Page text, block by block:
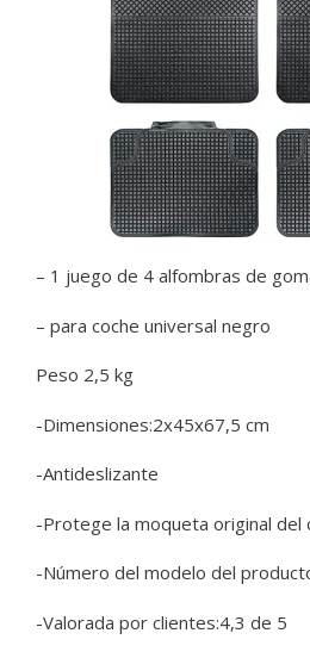
– 1 juego de 4 alfombras de
– para coche universal negro
Peso 2,5 kg
-Dimensiones:2x45x67,5 cm
-Antideslizante
-Protege la moqueta original del
-Número del modelo del
-Valorada por clientes:4,3 de 5